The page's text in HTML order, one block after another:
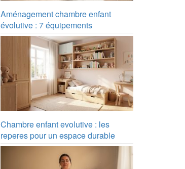
Aménagement chambre enfant
évolutive : 7 équipements
Chambre enfant evolutive : les
reperes pour un espace durable